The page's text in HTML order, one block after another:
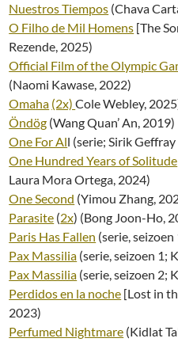
Nuestros Tiempos (Chava
O Filho de Mil Homens [The
Rezende, 2025)
Official Film of the Olympic
(Naomi Kawase, 2022)
Omaha (2x)Cole Webley,
Öndög (Wang Quan’ An, 2019)
One For All (serie; Sirik
One Hundred Years of Solitude
Laura Mora Ortega, 2024)
One Second (Yimou Zhang,
Parasite (2x) (Bong Joon-Ho,
Paris Has Fallen (serie,
Pax Massilia (serie, seizoen 1;
Pax Massilia (serie, seizoen 2;
Perdidos en la noche [Lost in
2023)
Perfumed Nightmare (Kidlat